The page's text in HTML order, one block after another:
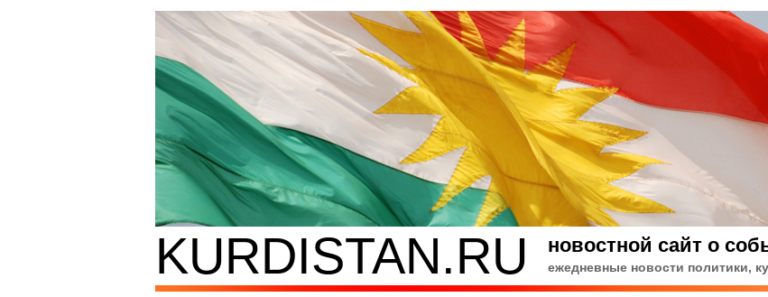
KURDISTAN.RU новостной сайт о
ежедневные новости политики,